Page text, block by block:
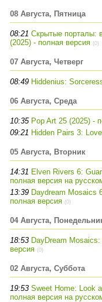
08 Августа, Пятница
08:21 Скрытые порталы:
(2025) - полная версия (0)
07 Августа, Четверг
08:49 Hiddenius:
06 Августа, Среда
10:35 Pop Art 25 (2025) -
09:21 Hidden Pairs 3:
05 Августа, Вторник
14:31 Elven Rivers 6:
полная версия на
13:39 Daydream Mosaics
полная версия (0)
04 Августа,
18:53 DayDream
версия (0)
02 Августа, Суббота
19:53 Sweet Home: Look
полная версия на